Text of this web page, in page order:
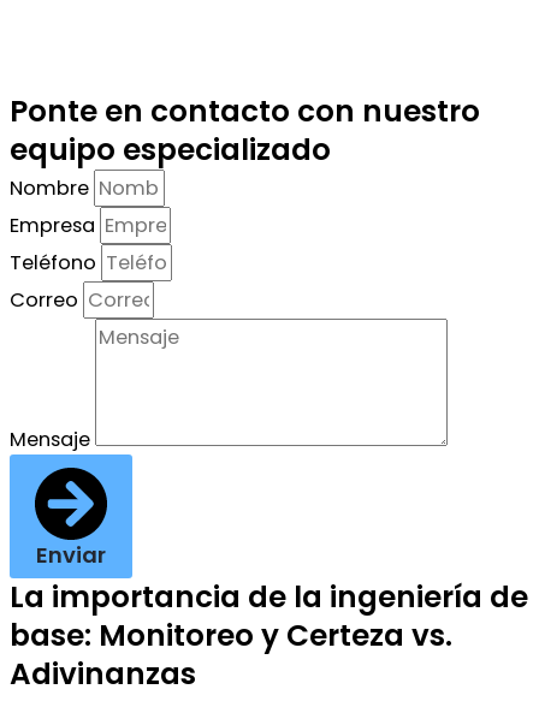
Ponte en contacto con nuestro
equipo especializado
Nombre
Empresa
Teléfono
Correo
Mensaje
Enviar
La importancia de la ingeniería de
base: Monitoreo y Certeza vs.
Adivinanzas